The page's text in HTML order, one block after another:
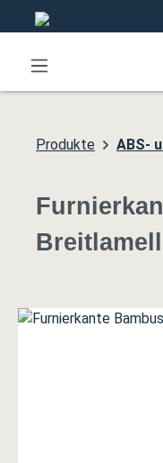
Zum Hauptinhalt
Produkte ABS-
Bildergalerie